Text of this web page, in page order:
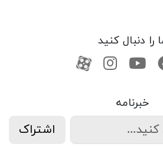
را دنبال کنید
یوتیوبکانال آپارات
کانال آپارات
خبرنامه
اشتراک